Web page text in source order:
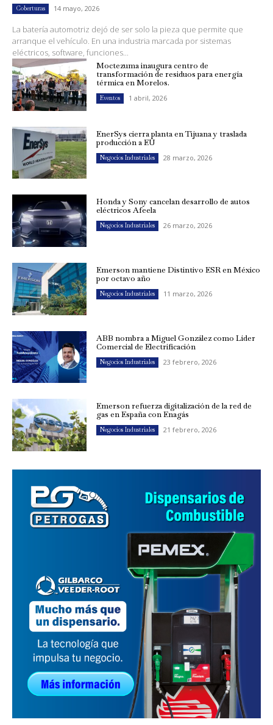
Coberturas 14 mayo, 2026
La batería automotriz dejó de ser solo la pieza que permite que
arranque el vehículo. En una industria marcada por sistemas
eléctricos, software, funciones...
Moctezuma inaugura centro de
transformación de residuos para energía
térmica en Morelos.
Eventos 1 abril, 2026
EnerSys cierra planta en Tijuana y traslada
producción a EU
Negocios Industriales 28 marzo, 2026
Honda y Sony cancelan desarrollo de autos
eléctricos Afeela
Negocios Industriales 26 marzo, 2026
Emerson mantiene Distintivo ESR en México
por octavo año
Negocios Industriales 11 marzo, 2026
ABB nombra a Miguel González como Líder
Comercial de Electrificación
Negocios Industriales 23 febrero, 2026
Emerson refuerza digitalización de la red de
gas en España con Enagás
Negocios Industriales 21 febrero, 2026